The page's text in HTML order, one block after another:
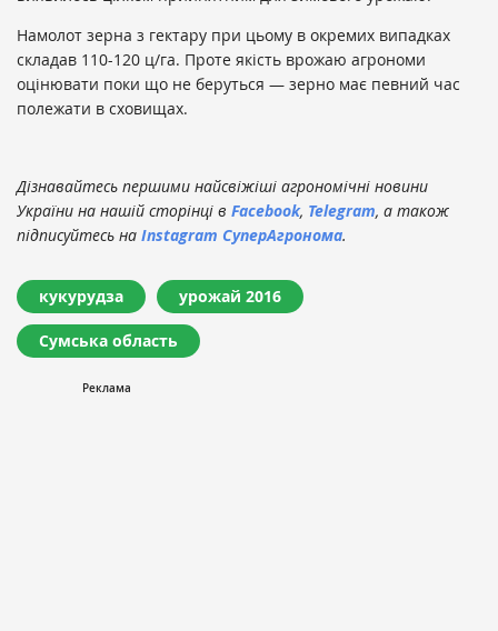
Намолот зерна з гектару при цьому в окремих випадках
складав 110-120 ц/га. Проте якість врожаю агрономи
оцінювати поки що не беруться — зерно має певний час
полежати в сховищах.
Дізнавайтесь першими найсвіжіші агрономічні новини
України на нашій сторінці в Facebook, Telegram, а також
підписуйтесь на Instagram СуперАгронома.
кукурудза урожай 2016
Сумська область